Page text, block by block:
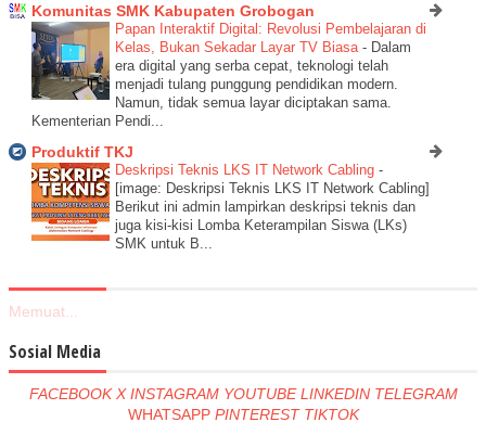
Komunitas SMK Kabupaten Grobogan
Papan Interaktif Digital: Revolusi Pembelajaran di
Kelas, Bukan Sekadar Layar TV Biasa - Dalam
era digital yang serba cepat, teknologi telah
menjadi tulang punggung pendidikan modern.
Namun, tidak semua layar diciptakan sama.
Kementerian Pendi...
Produktif TKJ
Deskripsi Teknis LKS IT Network Cabling -
[image: Deskripsi Teknis LKS IT Network Cabling]
Berikut ini admin lampirkan deskripsi teknis dan
juga kisi-kisi Lomba Keterampilan Siswa (LKs)
SMK untuk B...
Memuat...
Sosial Media
FACEBOOK X INSTAGRAM YOUTUBE LINKEDIN TELEGRAM
WHATSAPP PINTEREST TIKTOK